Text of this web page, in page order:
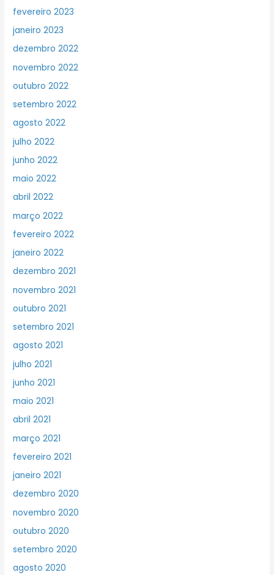
fevereiro 2023
janeiro 2023
dezembro 2022
novembro 2022
outubro 2022
setembro 2022
agosto 2022
julho 2022
junho 2022
maio 2022
abril 2022
março 2022
fevereiro 2022
janeiro 2022
dezembro 2021
novembro 2021
outubro 2021
setembro 2021
agosto 2021
julho 2021
junho 2021
maio 2021
abril 2021
março 2021
fevereiro 2021
janeiro 2021
dezembro 2020
novembro 2020
outubro 2020
setembro 2020
agosto 2020